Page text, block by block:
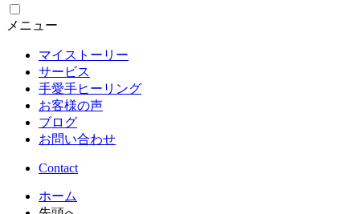
メニュー
マイストーリー
サービス
手愛手ヒーリング
お客様の声
ブログ
お問い合わせ
Contact
ホーム